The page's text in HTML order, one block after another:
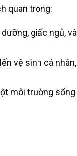
quan trọng:
giấc ngủ,
vệ sinh cá
môi trường